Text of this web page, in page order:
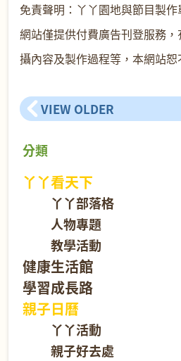
免責聲明：丫丫園地與節目製
網站僅提供付費廣告刊登服務
攝內容及製作過程等，本網站恕
VIEW OLDER
分類
丫丫看天下
丫丫部落格
人物專題
教學活動
健康生活館
學習成長路
親子日曆
丫丫活動
親子好去處